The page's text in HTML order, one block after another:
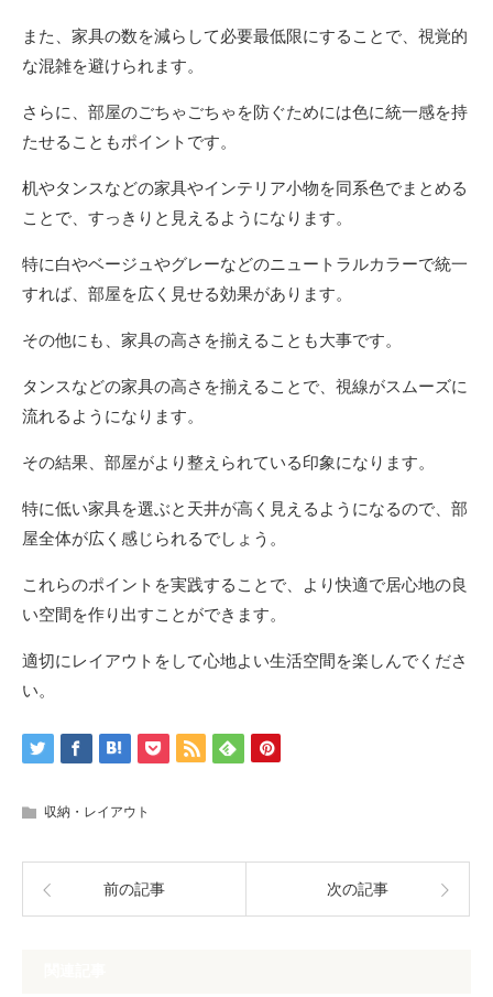
また、家具の数を減らして必要最低限にすることで、視覚的
な混雑を避けられます。
さらに、部屋のごちゃごちゃを防ぐためには色に統一感を持
たせることもポイントです。
机やタンスなどの家具やインテリア小物を同系色でまとめる
ことで、すっきりと見えるようになります。
特に白やベージュやグレーなどのニュートラルカラーで統一
すれば、部屋を広く見せる効果があります。
その他にも、家具の高さを揃えることも大事です。
タンスなどの家具の高さを揃えることで、視線がスムーズに
流れるようになります。
その結果、部屋がより整えられている印象になります。
特に低い家具を選ぶと天井が高く見えるようになるので、部
屋全体が広く感じられるでしょう。
これらのポイントを実践することで、より快適で居心地の良
い空間を作り出すことができます。
適切にレイアウトをして心地よい生活空間を楽しんでくださ
い。
収納・レイアウト
前の記事 次の記事